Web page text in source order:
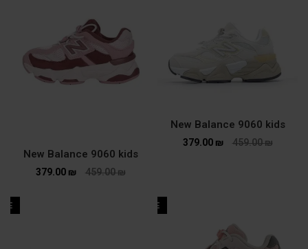
New Balance 9060 kids
459.00₪
379.00 ₪
New Balance 9060 kids
459.00₪
379.00 ₪
SALE